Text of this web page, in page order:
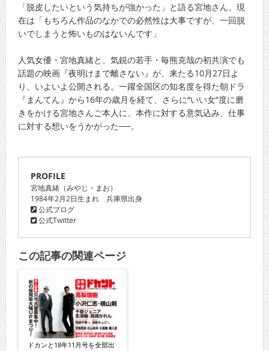
「脱皮したいという気持ちが強かった」と語る宮地さん。現
在は「もちろん作品のなかでの必然性は大事ですが、一回脱
いでしまうと怖いものはないんです」
人気女優・宮地真緒と、気鋭の若手・毎熊克哉の初共演でも
話題の映画『夜明けまで離さない』が、来たる10月27日よ
り、いよいよ公開される。一躍全国区の知名度を得た朝ドラ
『まんてん』から16年の歳月を経て、さらに“いい女”度に磨
きをかける宮地さんご本人に、本作に対する意気込み、仕事
に対する想いをうかがった──。
PROFILE
宮地真緒（みやじ・まお）
1984年2月2日生まれ 兵庫県出身
公式ブログ
公式Twitter
この記事の関連ページ
ドカンと18年11月号を全部出